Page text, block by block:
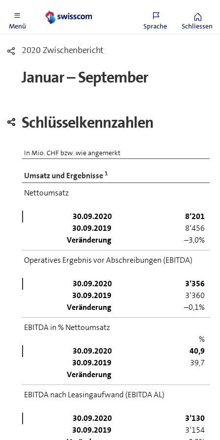
Menü Sprache Schliessen
2020 Zwischenbericht
Januar – September
Schlüsselkennzahlen
In Mio. CHF bzw. wie angemerkt
Umsatz und Ergebnisse1
Nettoumsatz
30.09.2020
8’201
30.09.2019
8’456
Veränderung
–3,0%
Operatives Ergebnis vor Abschreibungen (EBITDA)
30.09.2020
3’356
30.09.2019
3’360
Veränderung
–0,1%
EBITDA in % Nettoumsatz
%
30.09.2020
40,9
30.09.2019
39,7
Veränderung
EBITDA nach Leasingaufwand (EBITDA AL)
30.09.2020
3’130
30.09.2019
3’154